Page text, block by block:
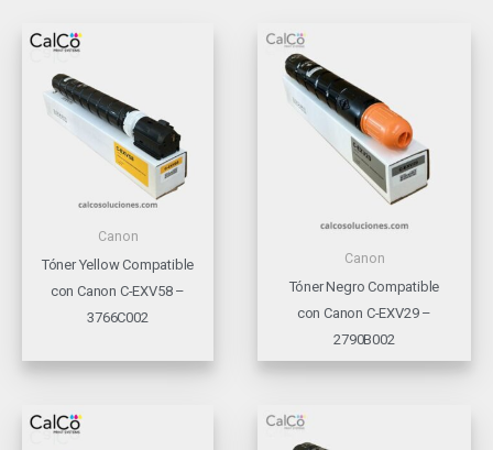
Canon
Tóner Yellow Compatible
con Canon C-EXV58 –
3766C002
Canon
Tóner Negro Compatible
con Canon C-EXV29 –
2790B002